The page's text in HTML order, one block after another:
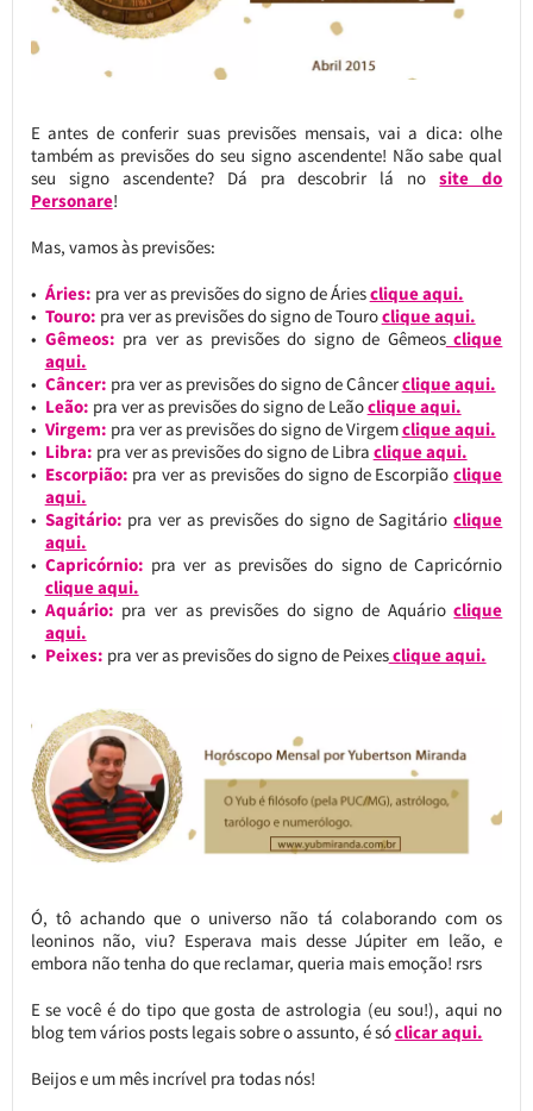
E antes de conferir suas previsões mensais, vai a dica: olhe
também as previsões do seu signo ascendente! Não sabe qual
seu signo ascendente? Dá pra descobrir lá nosite do
Personare!
Mas, vamos às previsões:
Áries: pra ver as previsões do signo de Áriesclique aqui.
Touro: pra ver as previsões do signo de Touroclique aqui.
Gêmeos: pra ver as previsões do signo de Gêmeosclique
aqui.
Câncer: pra ver as previsões do signo de Câncerclique aqui.
Leão: pra ver as previsões do signo de Leãoclique aqui.
Virgem: pra ver as previsões do signo de Virgemclique aqui.
Libra: pra ver as previsões do signo de Libra clique aqui.
Escorpião: pra ver as previsões do signo de Escorpiãoclique
aqui.
Sagitário: pra ver as previsões do signo de Sagitárioclique
aqui.
Capricórnio: pra ver as previsões do signo de Capricórnio
clique aqui.
Aquário: pra ver as previsões do signo de Aquárioclique
aqui.
Peixes: pra ver as previsões do signo de Peixesclique aqui.
Ó, tô achando que o universo não tá colaborando com os
leoninos não, viu? Esperava mais desse Júpiter em leão, e
embora não tenha do que reclamar, queria mais emoção! rsrs
E se você é do tipo que gosta de astrologia (eu sou!), aqui no
blog tem vários posts legais sobre o assunto, é sóclicar aqui.
Beijos e um mês incrível pra todas nós!